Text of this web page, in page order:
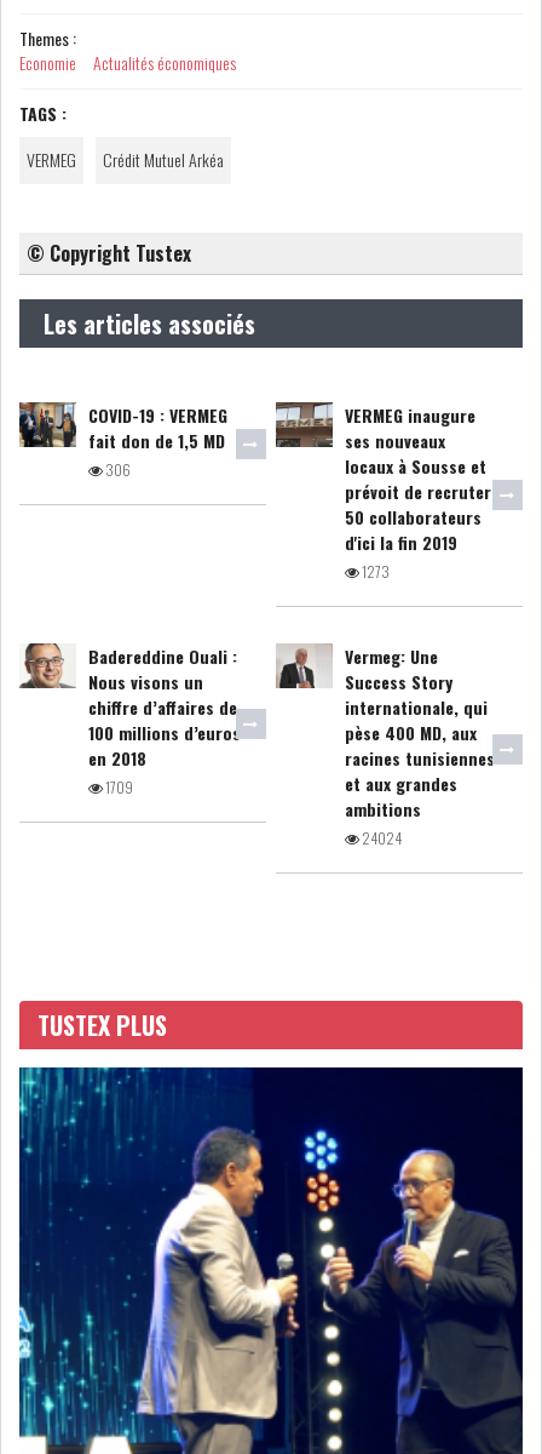
LEASING
SANTÉ
CHIMIE
DISTRIBUTION
INDUSTRIEL
DIVERS
L’ATB RENFORCE SON
ENGAGEMENT AUPRÈS DES...
OFFICE PLAST : UNE LEVÉE DE
ENNAKL LÈVE 60 MD SUR LE
FINANCE
ENTRÉE EN VIGUEUR DE LA
TAXE SUR LE PATR...
Themes :
Economie
Actualités économiques
TAGS :
VERMEG
Crédit Mutuel Arkéa
© Copyright Tustex
Les articles associés
COVID-19 : VERMEG
fait don de 1,5 MD
306
VERMEG inaugure
ses nouveaux
locaux à Sousse et
prévoit de recruter
50 collaborateurs
d'ici la fin 2019
1273
Badereddine Ouali :
Nous visons un
chiffre d’affaires de
100 millions d’euros
en 2018
1709
Vermeg: Une
Success Story
internationale, qui
pèse 400 MD, aux
racines tunisiennes
et aux grandes
ambitions
24024
TUSTEX PLUS